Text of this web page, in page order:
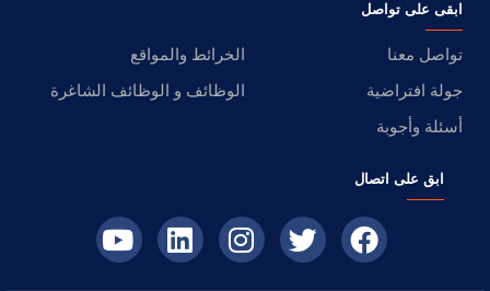
ابقى على تواصل
تواصل معنا
الخرائط والمواقع
جولة افتراضية
الوظائف و الوظائف الشاغرة
أسئلة وأجوبة
ابق على اتصال